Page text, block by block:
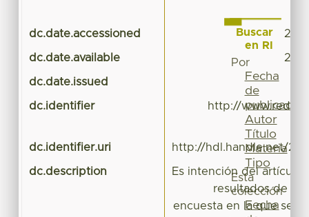
dc.date.accessioned
dc.date.available
dc.date.issued
dc.identifier
http://
dc.identifier.uri http://hdl.handle.net/
dc.description
Es intención del artículo
resultados de la
encuesta en la que se
Buscar
en RI
Por
Fecha
de
publicación
Autor
Título
Materia
Tipo
Esta
colección
Fecha